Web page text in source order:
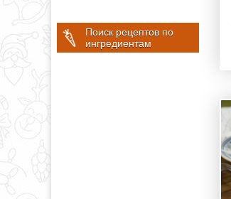
Поиск рецептов по
ингредиентам